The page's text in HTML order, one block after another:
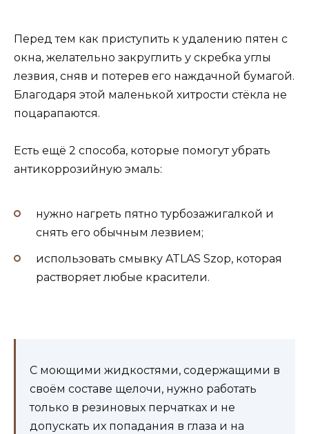
Перед тем как приступить к удалению пятен с
окна, желательно закруглить у скребка углы
лезвия, сняв и потерев его наждачной бумагой.
Благодаря этой маленькой хитрости стёкла не
поцарапаются.
Есть ещё 2 способа, которые помогут убрать
антикоррозийную эмаль:
нужно нагреть пятно турбозажигалкой и
снять его обычным лезвием;
использовать смывку ATLAS Szop, которая
растворяет любые красители.
С моющими жидкостями, содержащими в
своём составе щелочи, нужно работать
только в резиновых перчатках и не
допускать их попадания в глаза и на